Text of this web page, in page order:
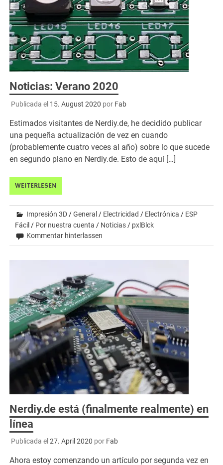
Noticias: Verano 2020
Publicada el 15. August 2020 por Fab
Estimados visitantes de Nerdiy.de, he decidido publicar
una pequeña actualización de vez en cuando
(probablemente cuatro veces al año) sobre lo que sucede
en segundo plano en Nerdiy.de. Esto de aquí […]
WEITERLESEN
Impresión 3D /General / Electricidad / Electrónica / ESP
Fácil / Por nuestra cuenta / Noticias / pxlBlck
Kommentar hinterlassen
Nerdiy.de está (finalmente realmente) en
línea
Publicada el 27. April 2020 por Fab
Ahora estoy comenzando un artículo por segunda vez en